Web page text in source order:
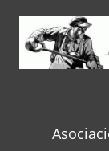
content